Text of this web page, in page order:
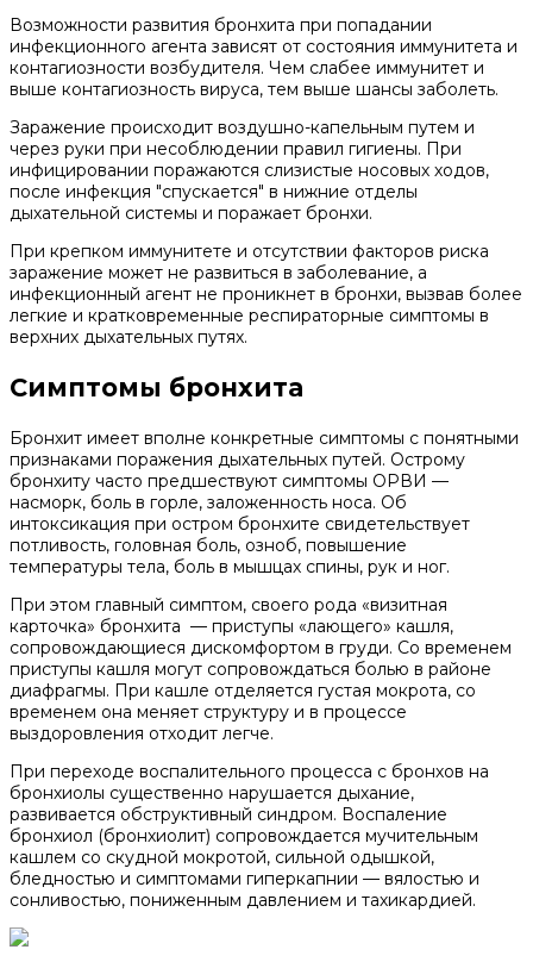
Возможности развития бронхита при попадании
инфекционного агента зависят от состояния иммунитета и
контагиозности возбудителя. Чем слабее иммунитет и
выше контагиозность вируса, тем выше шансы заболеть.
Заражение происходит воздушно-капельным путем и
через руки при несоблюдении правил гигиены. При
инфицировании поражаются слизистые носовых ходов,
после инфекция "спускается" в нижние отделы
дыхательной системы и поражает бронхи.
При крепком иммунитете и отсутствии факторов риска
заражение может не развиться в заболевание, а
инфекционный агент не проникнет в бронхи, вызвав более
легкие и кратковременные респираторные симптомы в
верхних дыхательных путях.
Симптомы бронхита
Бронхит имеет вполне конкретные симптомы с понятными
признаками поражения дыхательных путей. Острому
бронхиту часто предшествуют симптомы ОРВИ —
насморк, боль в горле, заложенность носа. Об
интоксикация при остром бронхите свидетельствует
потливость, головная боль, озноб, повышение
температуры тела, боль в мышцах спины, рук и ног.
При этом главный симптом, своего рода «визитная
карточка» бронхита — приступы «лающего» кашля,
сопровождающиеся дискомфортом в груди. Со временем
приступы кашля могут сопровождаться болью в районе
диафрагмы. При кашле отделяется густая мокрота, со
временем она меняет структуру и в процессе
выздоровления отходит легче.
При переходе воспалительного процесса с бронхов на
бронхиолы существенно нарушается дыхание,
развивается обструктивный синдром. Воспаление
бронхиол (бронхиолит) сопровождается мучительным
кашлем со скудной мокротой, сильной одышкой,
бледностью и симптомами гиперкапнии — вялостью и
сонливостью, пониженным давлением и тахикардией.